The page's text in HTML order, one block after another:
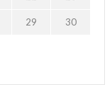
29 30